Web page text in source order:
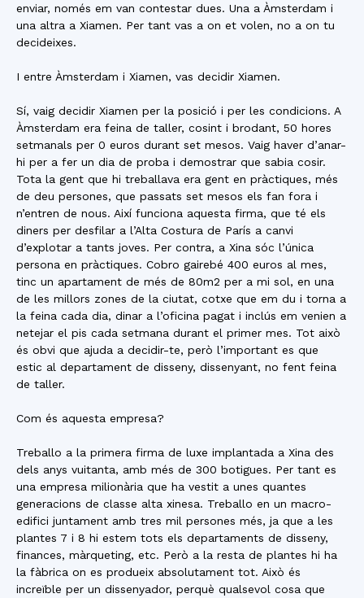
enviar, només em van contestar dues. Una a Àmsterdam i
una altra a Xiamen. Per tant vas a on et volen, no a on tu
decideixes.
I entre Àmsterdam i Xiamen, vas decidir Xiamen.
Sí, vaig decidir Xiamen per la posició i per les condicions. A
Àmsterdam era feina de taller, cosint i brodant, 50 hores
setmanals per 0 euros durant set mesos. Vaig haver d’anar-
hi per a fer un dia de proba i demostrar que sabia cosir.
Tota la gent que hi treballava era gent en pràctiques, més
de deu persones, que passats set mesos els fan fora i
n’entren de nous. Així funciona aquesta firma, que té els
diners per desfilar a l’Alta Costura de París a canvi
d’explotar a tants joves. Per contra, a Xina sóc l’única
persona en pràctiques. Cobro gairebé 400 euros al mes,
tinc un apartament de més de 80m2 per a mi sol, en una
de les millors zones de la ciutat, cotxe que em du i torna a
la feina cada dia, dinar a l’oficina pagat i inclús em venien a
netejar el pis cada setmana durant el primer mes. Tot això
és obvi que ajuda a decidir-te, però l’important es que
estic al departament de disseny, dissenyant, no fent feina
de taller.
Com és aquesta empresa?
Treballo a la primera firma de luxe implantada a Xina des
dels anys vuitanta, amb més de 300 botigues. Per tant es
una empresa milionària que ha vestit a unes quantes
generacions de classe alta xinesa. Treballo en un macro-
edifici juntament amb tres mil persones més, ja que a les
plantes 7 i 8 hi estem tots els departaments de disseny,
finances, màrqueting, etc. Però a la resta de plantes hi ha
la fàbrica on es produeix absolutament tot. Això és
increïble per un dissenyador, perquè qualsevol cosa que